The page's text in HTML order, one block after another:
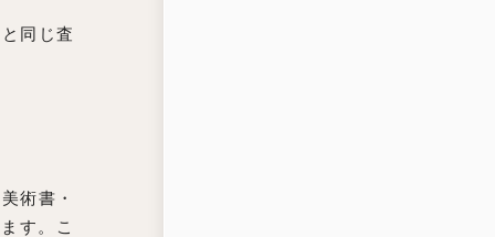
同じ査
術書・
す。こ